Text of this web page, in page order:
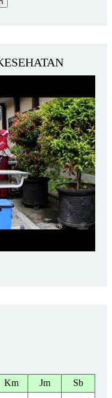
Km Jm Sb